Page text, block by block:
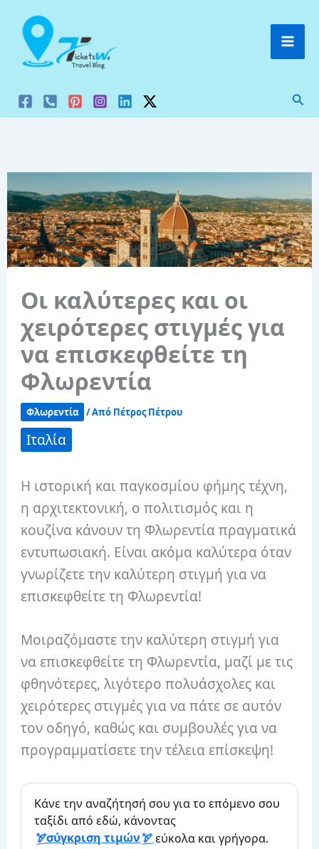
στο
περιεχόμενο
Οι καλύτερες και οι
χειρότερες στιγμές για
να επισκεφθείτε τη
Φλωρεντία
Φλωρεντία / Από Πέτρος Πέτρου
Ιταλία
Η ιστορική και παγκοσμίου φήμης τέχνη,
η αρχιτεκτονική, ο πολιτισμός και η
κουζίνα κάνουν τη Φλωρεντία πραγματικά
εντυπωσιακή. Είναι ακόμα καλύτερα όταν
γνωρίζετε την καλύτερη στιγμή για να
επισκεφθείτε τη Φλωρεντία!
Μοιραζόμαστε την καλύτερη στιγμή για
να επισκεφθείτε τη Φλωρεντία, μαζί με τις
φθηνότερες, λιγότερο πολυάσχολες και
χειρότερες στιγμές για να πάτε σε αυτόν
τον οδηγό, καθώς και συμβουλές για να
προγραμματίσετε την τέλεια επίσκεψη!
Κάνε την αναζήτησή σου για το επόμενο σου
ταξίδι από εδώ, κάνοντας
σύγκριση τιμών
εύκολα και γρήγορα.